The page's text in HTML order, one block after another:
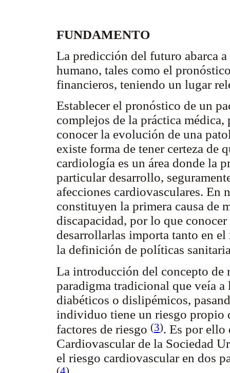
FUNDAMENTO
La predicción del futuro abarca
humano, tales como el
financieros, teniendo un lugar
Establecer el pronóstico de un
complejos de la práctica
conocer la evolución de una
existe forma de tener certeza de
cardiología es un área donde la
particular desarrollo,
afecciones cardiovasculares. En
constituyen la primera causa de
discapacidad, por lo que
desarrollarlas importa tanto en
la definición de políticas
La introducción del concepto de
paradigma tradicional que veía
diabéticos o dislipémicos,
individuo tiene un riesgo propio
factores de riesgo (3). Es por ello
Cardiovascular de la Sociedad
el riesgo cardiovascular en dos